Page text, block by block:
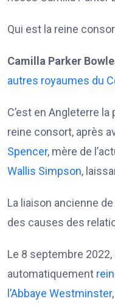
Qui est la reine
Camilla Parker
autres royaumes du
C’est en Angleterre
reine consort, après
Spencer, mère de
Wallis Simpson,
La liaison ancienne
des causes des
Le 8 septembre 2022,
automatiquement
l’Abbaye Westminster